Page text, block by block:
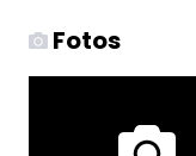
Fotos